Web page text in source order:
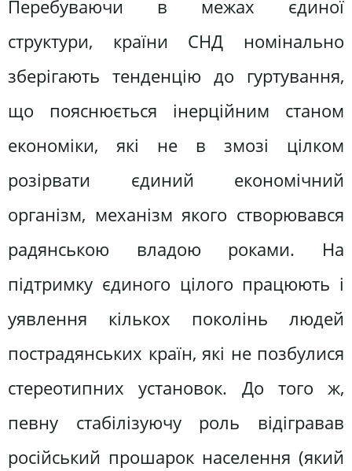
Перебуваючи в межах єдиної
структури, країни СНД номінально
зберігають тенденцію до гуртування,
що пояснюється інерційним станом
економіки, які не в змозі цілком
розірвати єдиний економічний
організм, механізм якого створювався
радянською владою роками. На
підтримку єдиного цілого працюють і
уявлення кількох поколінь людей
пострадянських країн, які не позбулися
стереотипних установок. До того ж,
певну стабілізуючу роль відігравав
російський прошарок населення (який